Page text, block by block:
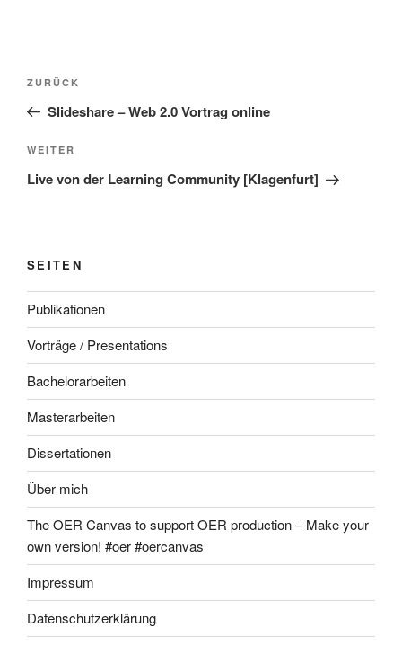
Beitragsnavigation
Vorheriger
Beitrag
ZURÜCK
Slideshare – Web 2.0 Vortrag online
Nächster
Beitrag
WEITER
Live von der Learning Community [Klagenfurt]
SEITEN
Publikationen
Vorträge / Presentations
Bachelorarbeiten
Masterarbeiten
Dissertationen
Über mich
The OER Canvas to support OER production – Make your
own version! #oer #oercanvas
Impressum
Datenschutzerklärung